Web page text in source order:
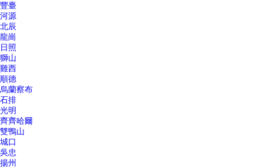
豐臺
河源
北辰
龍崗
日照
獅山
雞西
順德
烏蘭察布
石排
光明
齊齊哈爾
雙鴨山
城口
吳忠
揚州